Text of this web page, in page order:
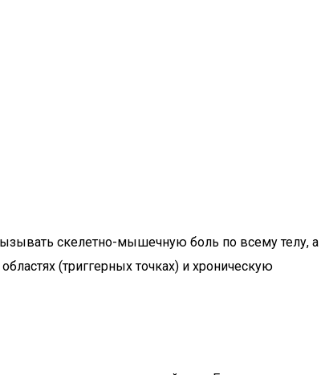
скелетно-мышечную боль по всему телу, а
(триггерных точках) и хроническую